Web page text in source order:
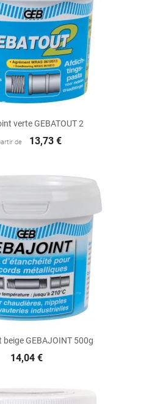
verte GEBATOUT 2
de 13,73 €
beige GEBAJOINT 500g
14,04 €